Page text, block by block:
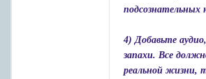
подсознательных
4) Добавьте
запахи. Все
реальной жизни,